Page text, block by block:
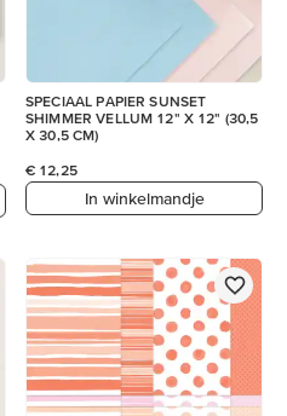
SPECIAAL PAPIER SUNSET
SHIMMER VELLUM 12" X 12" (30,5
X 30,5 CM)
€ 12,25
In winkelmandje